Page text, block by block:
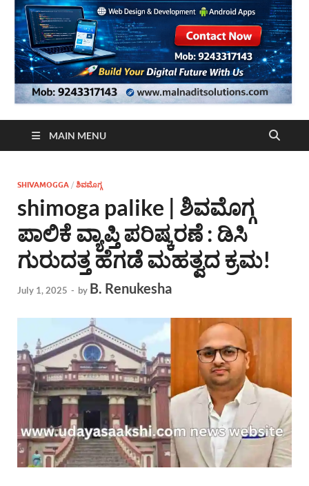
MAIN MENU
SHIVAMOGGA / ಶಿವಮೊಗ್ಗ
shimoga palike | ಶಿವಮೊಗ್ಗ
ಪಾಲಿಕೆ ವ್ಯಾಪ್ತಿ ಪರಿಷ್ಕರಣೆ : ಡಿಸಿ
ಗುರುದತ್ತ ಹೆಗಡೆ ಮಹತ್ವದ ಕ್ರಮ!
July 1, 2025 - by B. Renukesha